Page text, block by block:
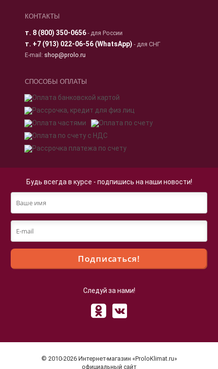
КОНТАКТЫ
т. 8 (800) 350-0656- для России
т. +7 (913) 022-06-56 (WhatsApp) - для СНГ
E-mail: shop@prolo.ru
СПОСОБЫ ОПЛАТЫ
Будь всегда в курсе - подпишись на наши новости!
Следуй за нами!
© 2010-2026 Интернет-магазин «ProloKlimat.ru»
официальный сайт
Продолжая просмотр страниц нашего сайта, вы
Политики в отношении обработки